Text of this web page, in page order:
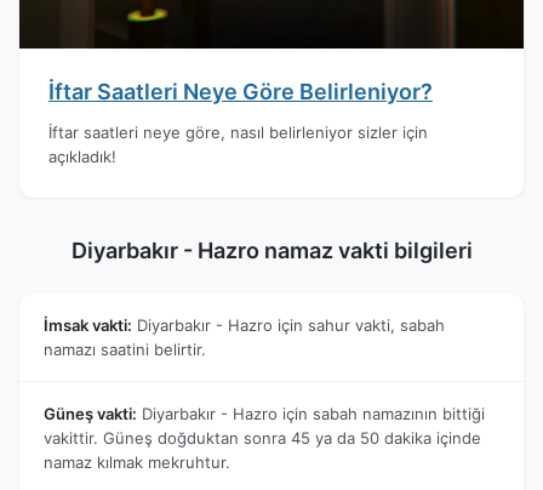
İftar Saatleri Neye Göre Belirleniyor?
İftar saatleri neye göre, nasıl belirleniyor sizler için
açıkladık!
Diyarbakır - Hazro namaz vakti bilgileri
İmsak vakti: Diyarbakır - Hazro için sahur vakti, sabah
namazı saatini belirtir.
Güneş vakti: Diyarbakır - Hazro için sabah namazının bittiği
vakittir. Güneş doğduktan sonra 45 ya da 50 dakika içinde
namaz kılmak mekruhtur.